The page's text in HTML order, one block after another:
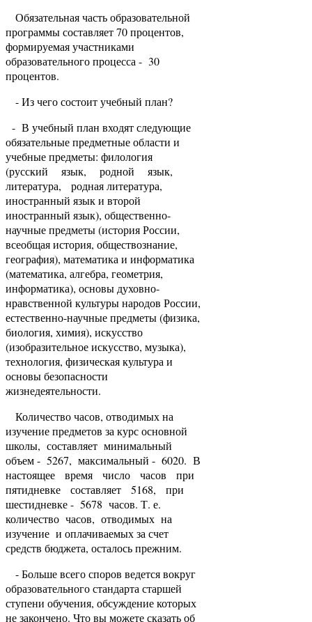
Обязательная часть образовательной
программы составляет 70 процентов,
формируемая участниками
образовательного процесса - 30
процентов.
- Из чего состоит учебный план?
- В учебный план входят следующие
обязательные предметные области и
учебные предметы: филология
(русский язык, родной язык,
литература, родная литература,
иностранный язык и второй
иностранный язык), общественно-
научные предметы (история России,
всеобщая история, обществознание,
география), математика и информатика
(математика, алгебра, геометрия,
информатика), основы духовно-
нравственной культуры народов России,
естественно-научные предметы (физика,
биология, химия), искусство
(изобразительное искусство, музыка),
технология, физическая культура и
основы безопасности
жизнедеятельности.
Количество часов, отводимых на
изучение предметов за курс основной
школы, составляет минимальный
объем - 5267, максимальный - 6020. В
настоящее время число часов при
пятидневке составляет 5168, при
шестидневке - 5678 часов. Т. е.
количество часов, отводимых на
изучение и оплачиваемых за счет
средств бюджета, осталось прежним.
- Больше всего споров ведется вокруг
образовательного стандарта старшей
ступени обучения, обсуждение которых
не закончено. Что вы можете сказать об